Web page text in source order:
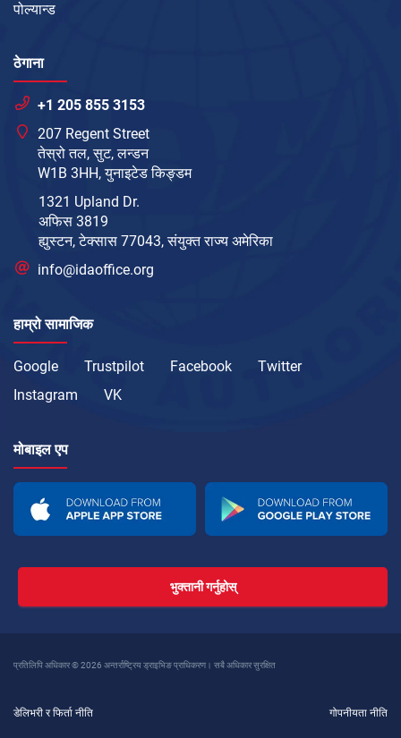
पोल्यान्ड
ठेगाना
+1 205 855 3153
207 Regent Street
तेस्रो तल, सुट, लन्डन
W1B 3HH, युनाइटेड किङ्डम
1321 Upland Dr.
अफिस 3819
ह्युस्टन, टेक्सास 77043, संयुक्त राज्य अमेरिका
info@idaoffice.org
हाम्रो सामाजिक
Google Trustpilot Facebook
Twitter
Instagram
VK
मोबाइल एप
भुक्तानी गर्नुहोस्
प्रतिलिपि अधिकार © 2026 अन्तर्राष्ट्रिय ड्राइभिङ प्राधिकरण। सबै अधिकार सुरक्षित
डेलिभरी र फिर्ता नीति गोपनीयता नीति